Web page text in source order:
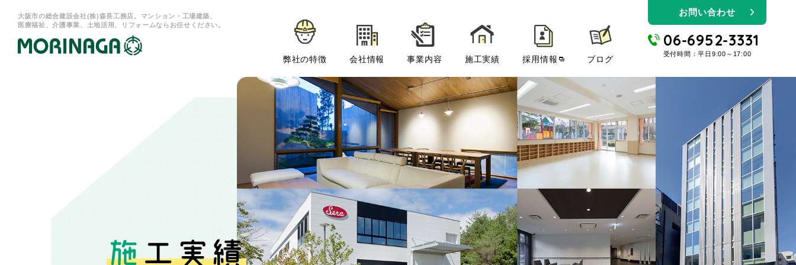
大阪市の総合建設会社(株)森長工務店。マンション・工場建築、
医療福祉、介護事業、土地活用、リフォームならお任せください。
弊社の特徴 会社情報 事業内容 施工実績 採用情報 ブログ
お問い合わせ
06-6952-3331
受付時間：平日9:00～17:00